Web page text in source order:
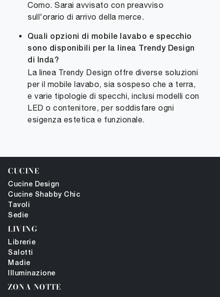
Como. Sarai avvisato con preavviso
sull'orario di arrivo della merce.
Quali opzioni di mobile lavabo e specchio
sono disponibili per la linea Trendy Design
di Inda?
La linea Trendy Design offre diverse soluzioni
per il mobile lavabo, sia sospeso che a terra,
e varie tipologie di specchi, inclusi modelli con
LED o contenitore, per soddisfare ogni
esigenza estetica e funzionale.
CUCINE
Cucine Design
Cucine Shabby Chic
Tavoli
Sedie
LIVING
Librerie
Salotti
Madie
Illuminazione
ZONA NOTTE